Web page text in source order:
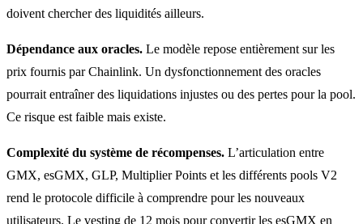
doivent chercher des liquidités ailleurs.
Dépendance aux oracles. Le modèle repose entièrement sur les
prix fournis par Chainlink. Un dysfonctionnement des oracles
pourrait entraîner des liquidations injustes ou des pertes pour la pool.
Ce risque est faible mais existe.
Complexité du système de récompenses. L’articulation entre
GMX, esGMX, GLP, Multiplier Points et les différents pools V2
rend le protocole difficile à comprendre pour les nouveaux
utilisateurs. Le vesting de 12 mois pour convertir les esGMX en